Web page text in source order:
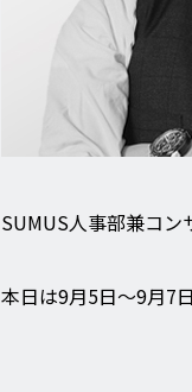
SUMUS人事部兼コン
本日は9月5日～9月7